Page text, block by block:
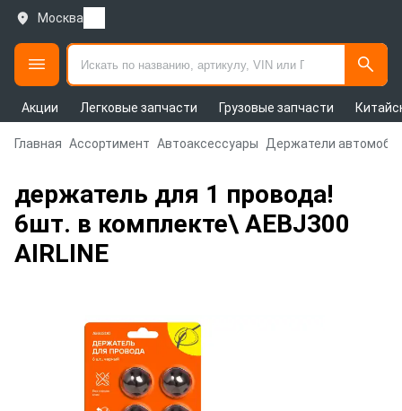
Москва
Акции Легковые запчасти Грузовые запчасти
Главная Ассортимент Автоаксессуары Держатели
держатель для 1 провода!
6шт. в комплекте\ AEBJ300
AIRLINE